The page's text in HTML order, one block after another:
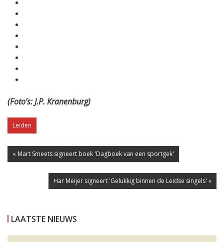
(Foto’s: J.P. Kranenburg)
Leiden
« Mart Smeets signeert boek 'Dagboek van een sportgek'
Har Meijer signeert 'Gelukkig binnen de Leidse singels' »
LAATSTE NIEUWS